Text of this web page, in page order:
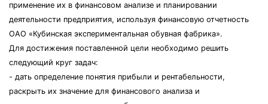
применение их в финансовом анализе и планировании
деятельности предприятия, используя финансовую отчетность
ОАО «Кубинская экспериментальная обувная фабрика».
Для достижения поставленной цели необходимо решить
следующий круг задач:
- дать определение понятия прибыли и рентабельности,
раскрыть их значение для финансового анализа и